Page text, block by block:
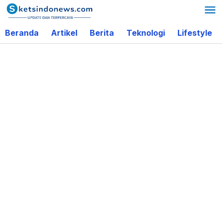
Lewati
ke
konten
Beranda Artikel Berita Teknologi Lifestyle